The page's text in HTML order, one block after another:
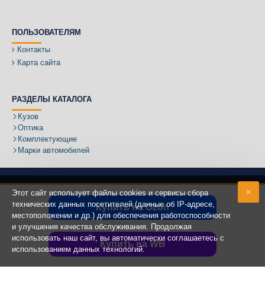
Купить на Ozon
Купить на WB
ПОЛЬЗОВАТЕЛЯМ
Контакты
Карта сайта
РАЗДЕЛЫ КАТАЛОГА
Кузов
Оптика
Комплектующие
Марки автомобилей
Адрес:
Copyright ©2020 - 2025КУЗОВИК.РУ
Этот сайт использует файлы cookies и сервисы сбора
технических данных посетителей (данные об IP-адресе,
местоположении и др.) для обеспечения работоспособности
и улучшения качества обслуживания. Продолжая
использовать наш сайт, вы автоматически соглашаетесь с
использованием данных технологий.